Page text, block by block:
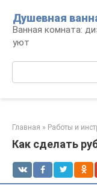
контенту
Душевная
Ванная комната:
уют
Главная » Работы и
Как сделать